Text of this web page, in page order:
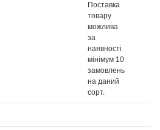
Поставка
товару
можлива
за
наявності
мінімум 10
замовлень
на даний
сорт.